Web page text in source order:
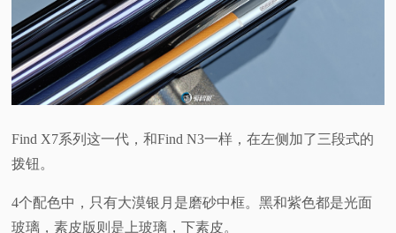
Find X7系列这一代，和Find N3一样，在左侧加了三段式的
拨钮。
4个配色中，只有大漠银月是磨砂中框。黑和紫色都是光面
玻璃，素皮版则是上玻璃，下素皮。